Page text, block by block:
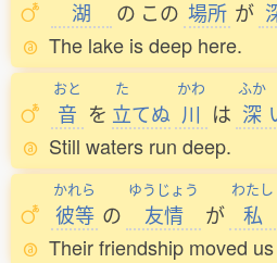
湖 の この 場所 が
The lake is deep here.
おと
音 を
た
立てぬ
かわ
川 は
ふか
深
Still waters run deep.
かれら
彼等 の
ゆうじょう
友情 が
わたし
私
Their friendship moved